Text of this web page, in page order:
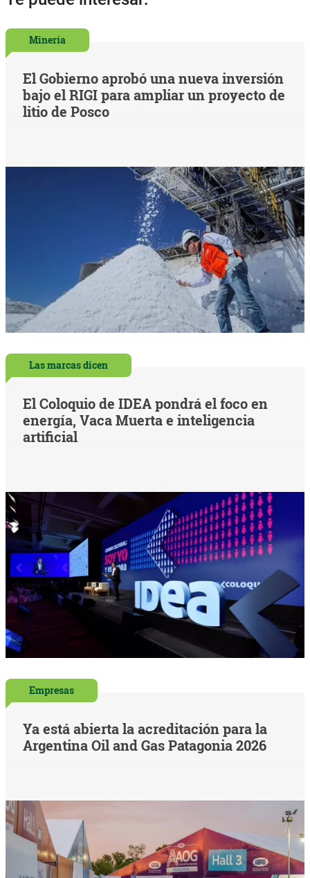
Minería
El Gobierno aprobó una nueva inversión
bajo el RIGI para ampliar un proyecto de
litio de Posco
Las marcas dicen
El Coloquio de IDEA pondrá el foco en
energía, Vaca Muerta e inteligencia
artificial
Empresas
Ya está abierta la acreditación para la
Argentina Oil and Gas Patagonia 2026